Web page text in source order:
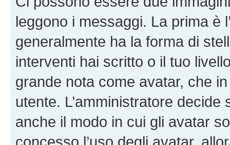
leggono i messaggi. La prima è
generalmente ha la forma di
interventi hai scritto o il tuo
grande nota come avatar, che
utente. L’amministratore
anche il modo in cui gli avatar